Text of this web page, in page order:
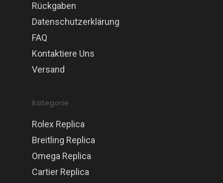
Rückgaben
Datenschutzerklärung
FAQ
Kontaktiere Uns
Versand
Kategorie
Rolex Replica
Breitling Replica
Omega Replica
Cartier Replica